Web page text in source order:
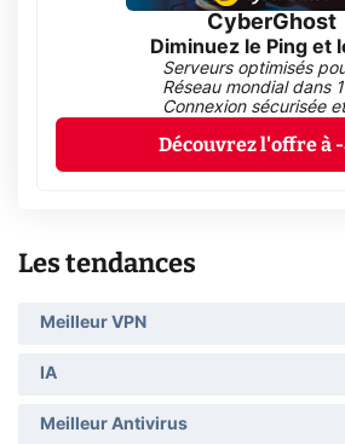
CyberGhost
Diminuez le Ping et
Serveurs optimisés
Réseau mondial dans
Connexion sécurisée
Découvrez l'offre à
Les tendances
Meilleur VPN
IA
Meilleur Antivirus